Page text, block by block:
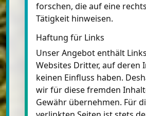
forschen, die auf eine
Tätigkeit hinweisen.
Haftung für Links
Unser Angebot enthält
Websites Dritter, auf deren
keinen Einfluss haben.
wir für diese fremden
Gewähr übernehmen. Für